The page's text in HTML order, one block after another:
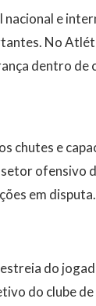
e
No
dentro de
chutes e
em disputa.
do
do clube